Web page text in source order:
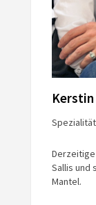
Kerstin
Derzeitige
Sallis und
Mantel.